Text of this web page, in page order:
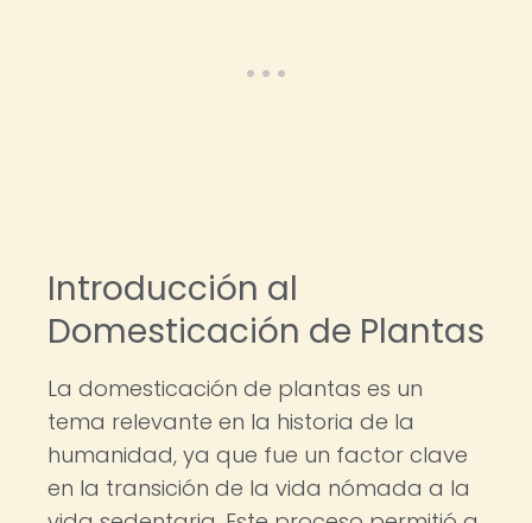
Introducción al
Domesticación de Plantas
La domesticación de plantas es un
tema relevante en la historia de la
humanidad, ya que fue un factor clave
en la transición de la vida nómada a la